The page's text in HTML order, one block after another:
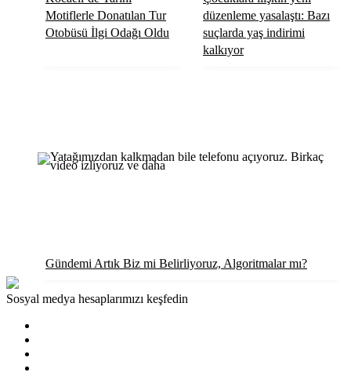
Motiflerle Donatılan Tur
Otobüsü İlgi Odağı Oldu
düzenleme yasalaştı: Bazı
suçlarda yaş indirimi
kalkıyor
Gündemi Artık Biz mi Belirliyoruz, Algoritmalar mı?
Sosyal medya hesaplarımızı keşfedin